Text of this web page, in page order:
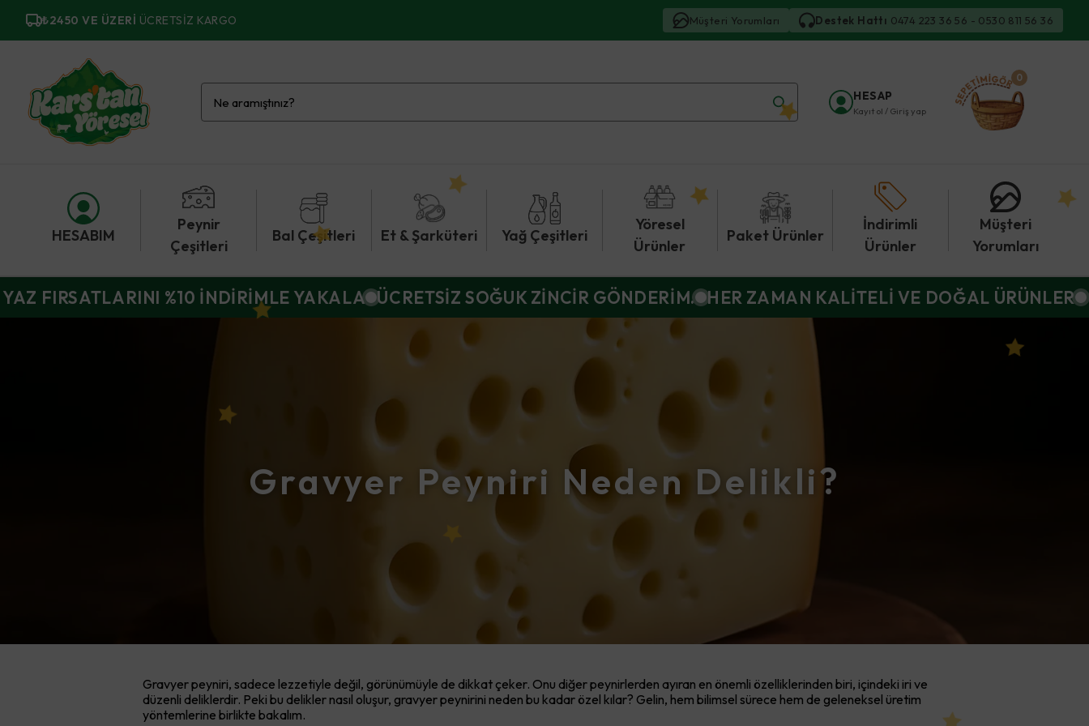
₺2450 VE ÜZERI ÜCRETSIZ KARGO Destek Hattı 0474 223 36 56 - 0530 811 56 36
Müşteri Yorumları
HESAP
Kayıt ol / Giriş yap
0
HESABIM
Peynir
Çeşitleri
Bal Çeşitleri Et & Şarküteri Yağ Çeşitleri
Yöresel
Ürünler
Paket Ürünler
İndirimli
Ürünler
Müşteri
Yorumları
YAZ FIRSATLARINI %10 İNDİRİMLE YAKALA ÜCRETSİZ SOĞUK ZİNCİR GÖNDERİM. HER ZAMAN KALİTELİ VE DOĞAL ÜRÜNLER
Gravyer Peyniri Neden Delikli?
Gravyer peyniri, sadece lezzetiyle değil, görünümüyle de dikkat çeker. Onu diğer peynirlerden ayıran en önemli özelliklerinden biri, içindeki iri ve
düzenli deliklerdir. Peki bu delikler nasıl oluşur, gravyer peynirini neden bu kadar özel kılar? Gelin, hem bilimsel sürece hem de geleneksel üretim
yöntemlerine birlikte bakalım.